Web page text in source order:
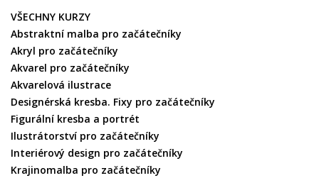
VŠECHNY KURZY
Abstraktní malba pro začátečníky
Akryl pro začátečníky
Akvarel pro začátečníky
Akvarelová ilustrace
Designérská kresba. Fixy pro začátečníky
Figurální kresba a portrét
Ilustrátorství pro začátečníky
Interiérový design pro začátečníky
Krajinomalba pro začátečníky